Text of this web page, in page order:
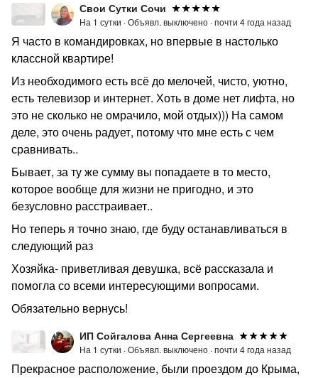
Свои Сутки Сочи
На 1 сутки ·Объявл. выключено ·почти 4 года назад
Я часто в командировках, но впервые в настолько
классной квартире!
Из необходимого есть всё до мелочей, чисто, уютно,
есть телевизор и интернет. Хоть в доме нет лифта, но
это не сколько не омрачило, мой отдых))) На самом
деле, это очень радует, потому что мне есть с чем
сравнивать..
Бывает, за ту же сумму вы попадаете в то место,
которое вообще для жизни не пригодно, и это
безусловно расстраивает..
Но теперь я точно знаю, где буду останавливаться в
следующий раз
Хозяйка- приветливая девушка, всё рассказала и
помогла со всеми интересующими вопросами.
Обязательно вернусь!
ИП Сойгалова Анна Сергеевна
На 1 сутки ·Объявл. выключено ·почти 4 года назад
Прекрасное расположение, были проездом до Крыма,